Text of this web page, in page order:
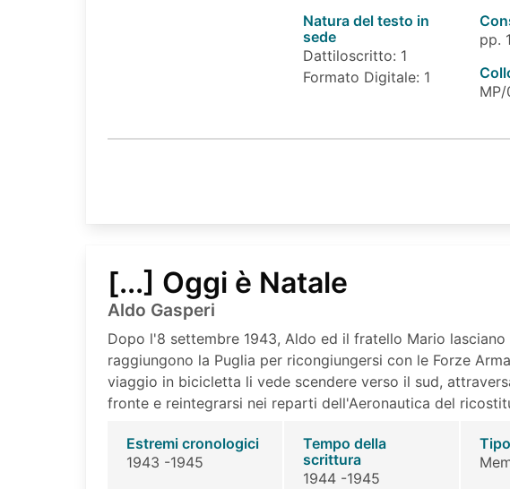
Natura del testo in
sede
Dattiloscritto: 1
Formato Digitale: 1
pp.
MP/
[...] Oggi è Natale
Aldo Gasperi
Dopo l'8 settembre 1943, Aldo ed il fratello Mario lasciano
raggiungono la Puglia per ricongiungersi con le Forze
viaggio in bicicletta li vede scendere verso il sud,
fronte e reintegrarsi nei reparti dell'Aeronautica del
Estremi cronologici
1943 -1945
Tempo della
scrittura
1944 -1945